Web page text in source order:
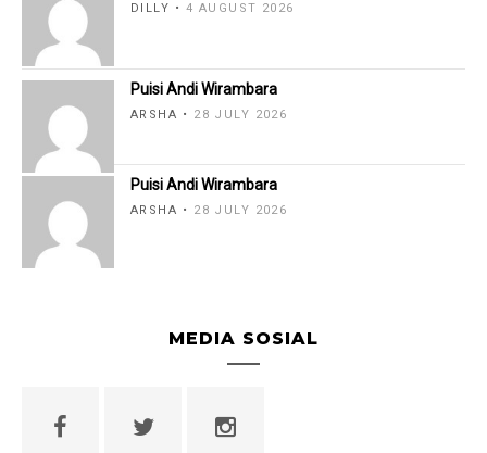
DILLY 4 AUGUST 2026
Puisi Andi Wirambara
ARSHA 28 JULY 2026
Puisi Andi Wirambara
ARSHA 28 JULY 2026
MEDIA SOSIAL